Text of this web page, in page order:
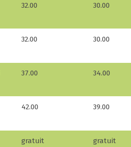
32.00 30.00
32.00 30.00
37.00 34.00
42.00 39.00
gratuit gratuit